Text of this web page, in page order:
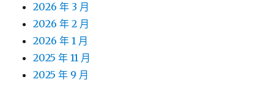
2026 年 3 月
2026 年 2 月
2026 年 1 月
2025 年 11 月
2025 年 9 月